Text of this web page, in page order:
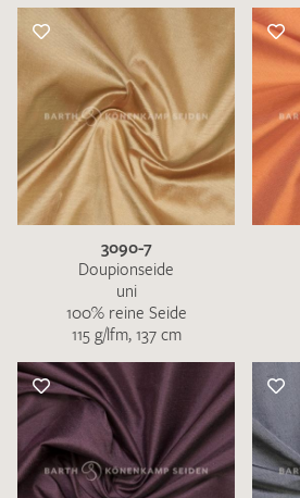
3090-7
Doupionseide
uni
100% reine Seide
115 g/lfm, 137 cm